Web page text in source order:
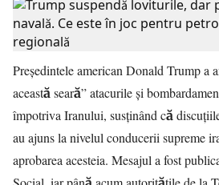
Președintele american Donald Trump a
această seară” atacurile și
împotriva Iranului, susținând că
au ajuns la nivelul conducerii supreme
aprobarea acesteia. Mesajul a fost